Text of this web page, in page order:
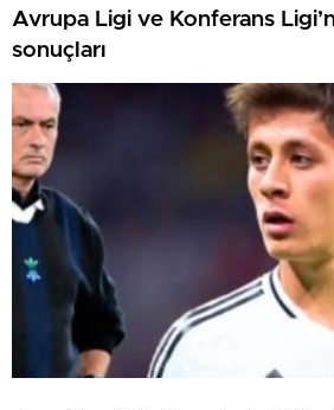
Avrupa Ligi ve Konferans
sonuçları